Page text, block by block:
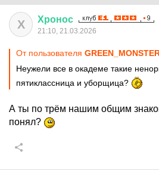
Х Хронос
21:10, 21.03.2026
От пользователя
Неужели все в окадеме такие
пятиклассница и уборщица?
А ты по трём нашим общим
понял?